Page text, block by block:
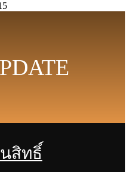
สิทธิ์